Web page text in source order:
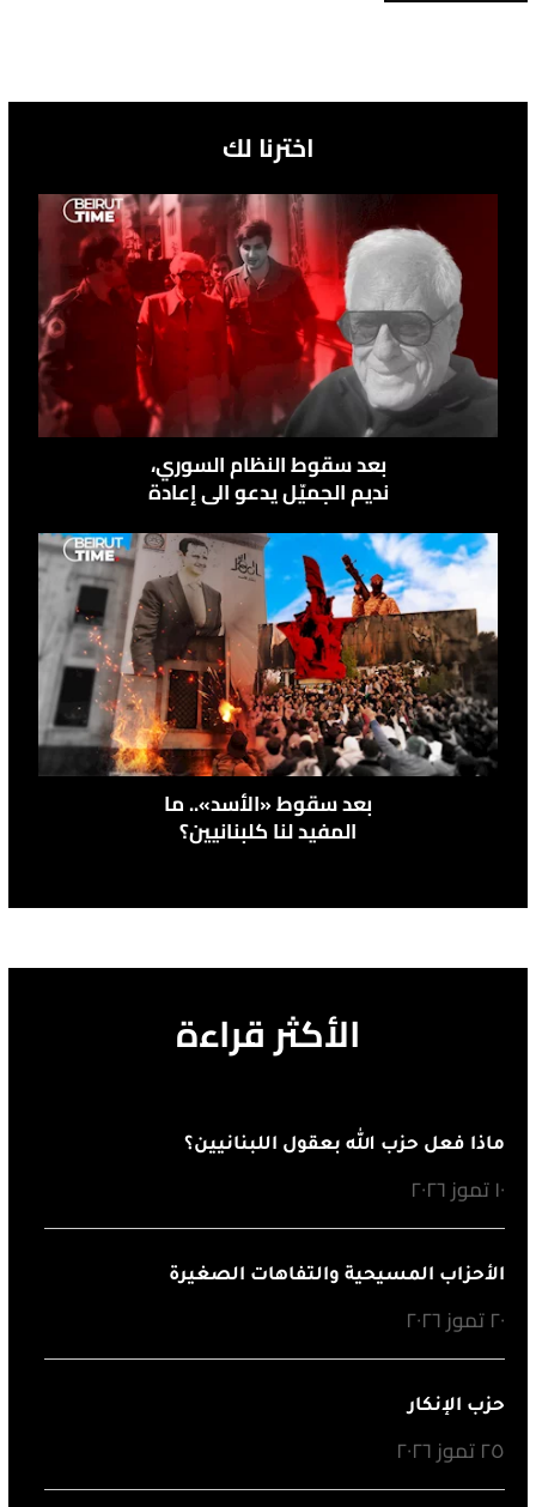
اخترنا لك
بعد سقوط النظام السوري،
نديم الجميّل يدعو الى إعادة
قائد حراس الأرز إتيان صقر
الى لبنان
بعد سقوط «الأسد».. ما
المفيد لنا كلبنانيين؟
الأكثر قراءة
ماذا فعل حزب الله بعقول اللبنانيين؟
١٠ تموز ٢٠٢٦
الأحزاب المسيحية والتفاهات الصغيرة
٢٠ تموز ٢٠٢٦
حزب الإنكار
٢٥ تموز ٢٠٢٦